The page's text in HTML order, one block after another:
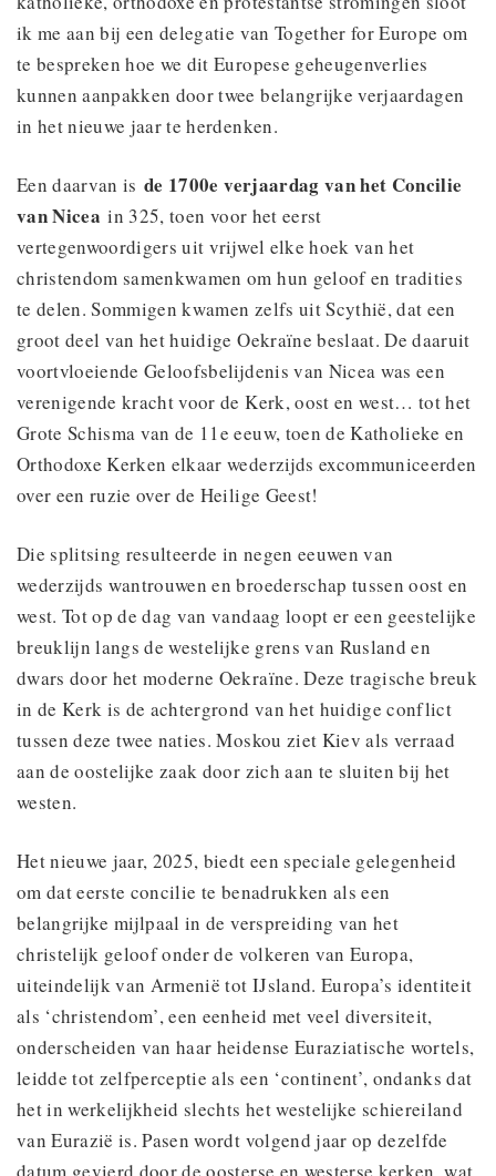
ik me aan bij een delegatie van Together for Europe om
te bespreken hoe we dit Europese geheugenverlies
kunnen aanpakken door twee belangrijke verjaardagen
in het nieuwe jaar te herdenken.
Een daarvan isde 1700e verjaardag van het Concilie
van Nicea in 325, toen voor het eerst
vertegenwoordigers uit vrijwel elke hoek van het
christendom samenkwamen om hun geloof en tradities
te delen. Sommigen kwamen zelfs uit Scythië, dat een
groot deel van het huidige Oekraïne beslaat. De daaruit
voortvloeiende Geloofsbelijdenis van Nicea was een
verenigende kracht voor de Kerk, oost en west… tot het
Grote Schisma van de 11e eeuw, toen de Katholieke en
Orthodoxe Kerken elkaar wederzijds excommuniceerden
over een ruzie over de Heilige Geest!
Die splitsing resulteerde in negen eeuwen van
wederzijds wantrouwen en broederschap tussen oost en
west. Tot op de dag van vandaag loopt er een geestelijke
breuklijn langs de westelijke grens van Rusland en
dwars door het moderne Oekraïne. Deze tragische breuk
in de Kerk is de achtergrond van het huidige conflict
tussen deze twee naties. Moskou ziet Kiev als verraad
aan de oostelijke zaak door zich aan te sluiten bij het
westen.
Het nieuwe jaar, 2025, biedt een speciale gelegenheid
om dat eerste concilie te benadrukken als een
belangrijke mijlpaal in de verspreiding van het
christelijk geloof onder de volkeren van Europa,
uiteindelijk van Armenië tot IJsland. Europa’s identiteit
als ‘christendom’, een eenheid met veel diversiteit,
onderscheiden van haar heidense Euraziatische wortels,
leidde tot zelfperceptie als een ‘continent’, ondanks dat
het in werkelijkheid slechts het westelijke schiereiland
van Eurazië is. Pasen wordt volgend jaar op dezelfde
datum gevierd door de oosterse en westerse kerken, wat